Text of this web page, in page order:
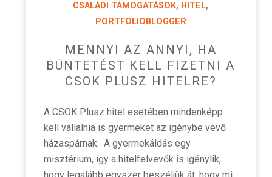
CSALÁDI TÁMOGATÁSOK, HITEL,
PORTFOLIOBLOGGER
MENNYI AZ ANNYI, HA
BÜNTETÉST KELL FIZETNI A
CSOK PLUSZ HITELRE?
A CSOK Plusz hitel esetében mindenképp
kell vállalnia is gyermeket az igénybe vevő
házaspárnak. A gyermekáldás egy
misztérium, így a hitelfelvevők is igénylik,